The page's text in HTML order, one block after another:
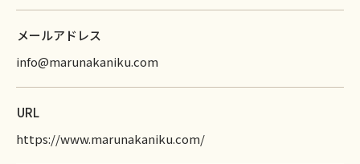
メールアドレス
info@marunakaniku.com
URL
https://www.marunakaniku.com/